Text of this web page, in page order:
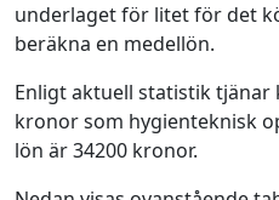
underlaget för litet för det
beräkna en medellön.
Enligt aktuell statistik tjänar
kronor som hygienteknisk
lön är 34200 kronor.